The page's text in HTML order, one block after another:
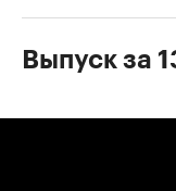
Выпуск за